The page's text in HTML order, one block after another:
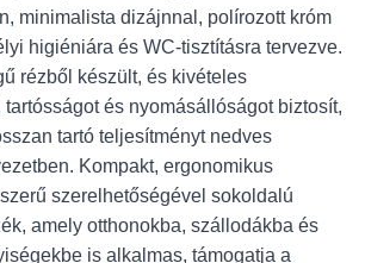
minimalista dizájnnal, polírozott króm
higiéniára és WC-tisztításra tervezve.
rézből készült, és kivételes
és nyomásállóságot biztosít,
tartó teljesítményt nedves
Kompakt, ergonomikus
szerelhetőségével sokoldalú
amely otthonokba, szállodákba és
is alkalmas, támogatja a